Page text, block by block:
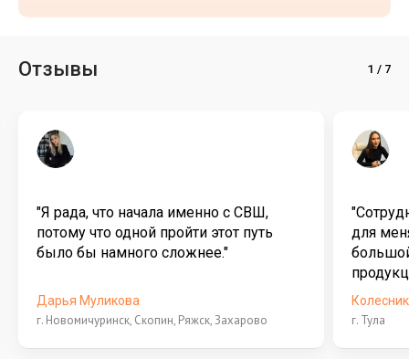
Отзывы
"Я рада, что начала именно с СВШ,
потому что одной пройти этот путь
было бы намного сложнее."
Дарья Муликова
г. Новомичуринск, Скопин, Ряжск, Захарово
для
г. Тула